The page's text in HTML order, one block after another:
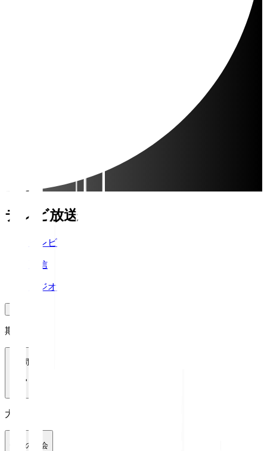
テレビ放送
テレビ
配信
ラジオ
期間
1週間
大会
全ての大会